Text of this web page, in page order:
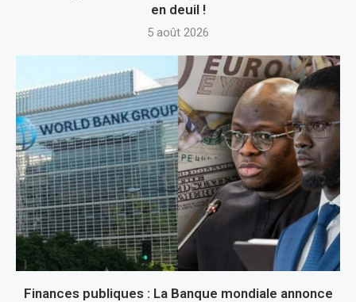
en deuil !
5 août 2026
Finances publiques : La Banque mondiale annonce